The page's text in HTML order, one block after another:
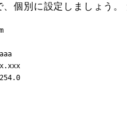
個別に設定しましょう。